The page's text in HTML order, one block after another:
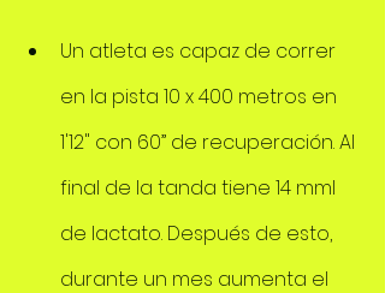
Un atleta es capaz de correr
en la pista 10 x 400 metros en
1'12" con 60” de recuperación. Al
final de la tanda tiene 14 mml
de lactato. Después de esto,
durante un mes aumenta el